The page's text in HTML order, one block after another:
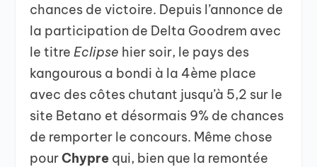
chances de victoire. Depuis l’annonce de
la participation de Delta Goodrem avec
le titreEclipse hier soir, le pays des
kangourous a bondi à la 4ème place
avec des côtes chutant jusqu’à 5,2 sur le
site Betano et désormais 9% de chances
de remporter le concours. Même chose
pourChypre qui, bien que la remontée